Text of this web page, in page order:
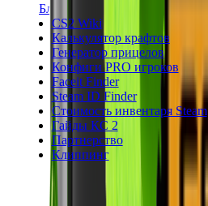
Блог
CS2 Wiki
Калькулятор крафтов
Генератор прицелов
Конфиги PRO игроков
Faceit Finder
Steam ID Finder
Стоимость инвентаря Steam
Гайды КС 2
Партнерство
Клиппинг